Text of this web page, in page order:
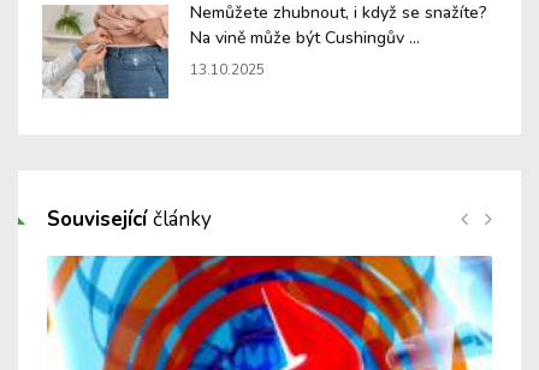
Nemůžete zhubnout, i když se snažíte?
Na vině může být Cushingův ...
13.10.2025
Souvisejícíčlánky